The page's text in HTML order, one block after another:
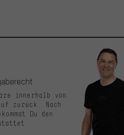
innerhalb von
zurück. Nach
Du den